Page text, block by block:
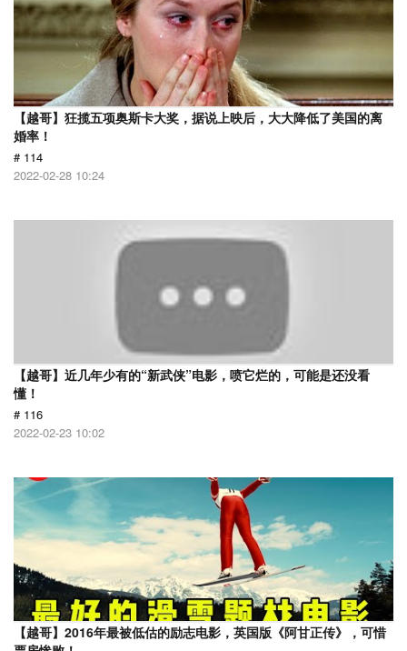
【越哥】狂揽五项奥斯卡大奖，据说上映后，大大降低了美国的离
婚率！
# 114
2022-02-28 10:24
【越哥】近几年少有的“新武侠”电影，喷它烂的，可能是还没看
懂！
# 116
2022-02-23 10:02
【越哥】2016年最被低估的励志电影，英国版《阿甘正传》，可惜